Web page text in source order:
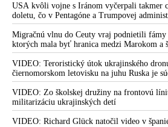
USA kvôli vojne s Iránom vyčerpali takmer
doletu, čo v Pentagóne a Trumpovej
obavy o bojaschopnosť americkej armády v
konfliktu s Čínou alebo Ruskom
Migračnú vlnu do Ceuty vraj podnietili fámy
ktorých mala byť hranica medzi Marokom a
otvorená
VIDEO: Teroristický útok ukrajinského
čiernomorskom letovisku na juhu Ruska je
ktorý kopíruje model Hitlerovej „totálnej
Wehrmachtu pri Stalingrade. Útok v
podľa predstaviteľov Iránu potvrdzuje, že
západných či izraelských sponzorov snaží
krajiny do širšieho vojnového konfliktu
VIDEO: Zo školskej družiny na frontovú
militarizáciu ukrajinských detí
VIDEO: Richard Glück natočil video v